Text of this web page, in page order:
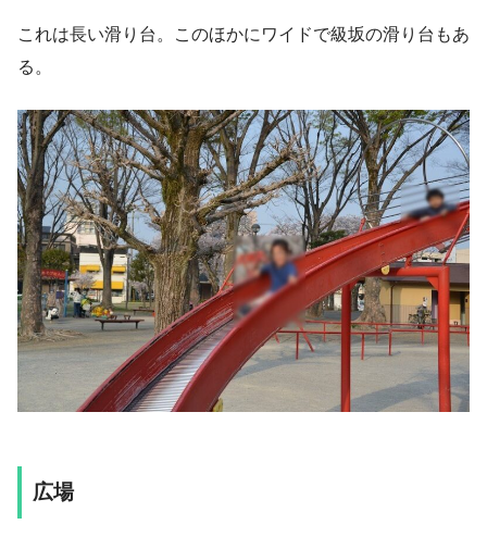
これは長い滑り台。このほかにワイドで級坂の滑り台もあ
る。
広場